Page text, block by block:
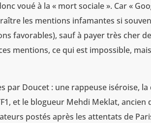
voué à la « mort sociale ». Car «
les mentions infamantes si
favorables), sauf à payer très cher
mentions, ce qui est impossible,
par Doucet : une rappeuse iséroise,
et le blogueur Mehdi Meklat,
postés après les attentats de